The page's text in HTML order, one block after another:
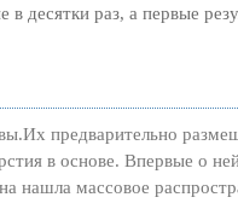
в десятки раз, а первые
предварительно
в основе. Впервые о
нашла массовое